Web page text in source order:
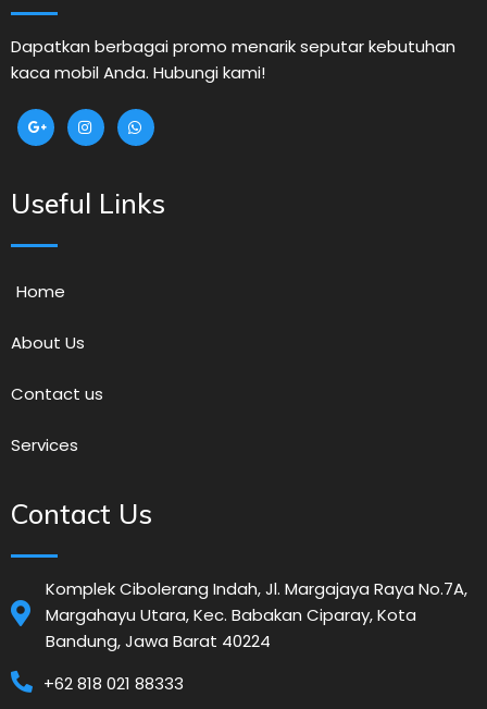
Dapatkan berbagai promo menarik seputar kebutuhan
kaca mobil Anda. Hubungi kami!
Useful Links
Home
About Us
Contact us
Services
Contact Us
Komplek Cibolerang Indah, Jl. Margajaya Raya No.7A,
Margahayu Utara, Kec. Babakan Ciparay, Kota
Bandung, Jawa Barat 40224
+62 818 021 88333